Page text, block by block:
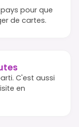
pour que
de cartes.
C'est aussi
en